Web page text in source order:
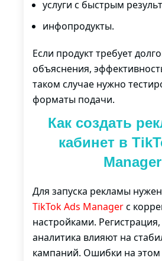
услуги с быстрым
инфопродукты.
Если продукт требует
объяснения,
таком случае нужно
форматы подачи.
Как создать
кабинет в
Manager
Для запуска рекламы
TikTok Ads Managerс
настройками.
аналитика влияют на
кампаний. Ошибки на этом